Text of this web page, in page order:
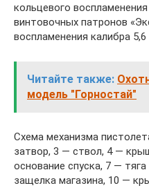
кольцевого
винтовочных патронов
воспламенения калибра
Читайте также:
модель "Горностай"
Схема механизма
затвор, 3 — ствол, 4 —
основание спуска, 7 —
защелка магазина, 10 —